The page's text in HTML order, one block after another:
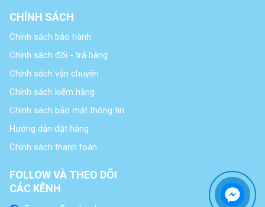
CHÍNH SÁCH
Chính sách bảo hành
Chính sách đổi - trả hàng
Chính sách vận chuyển
Chính sách kiểm hàng
Chính sách bảo mật thông tin
Hướng dẫn đặt hàng
Chính sách thanh toán
FOLLOW VÀ THEO DÕI
CÁC KÊNH